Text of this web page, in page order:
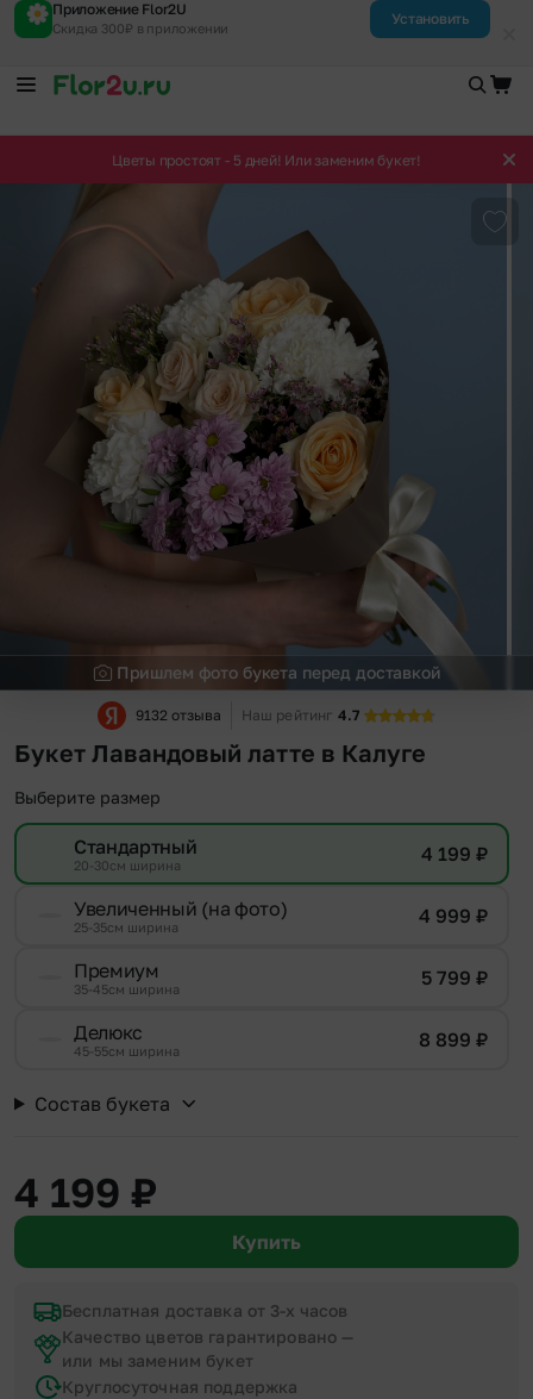
Приложение Flor2U
Скидка 300₽ в приложении
Установить
Цветы простоят - 5 дней! Или заменим букет!
Пришлем фото букета перед доставкой
9132 отзыва Наш рейтинг 4.7
Букет Лавандовый латте в Калуге
Выберите размер
Стандартный
20-30см ширина 4 199 ₽
Увеличенный (на фото)
25-35см ширина 4 999 ₽
Премиум
35-45см ширина 5 799 ₽
Делюкс
45-55см ширина 8 899 ₽
Состав букета
4 199 ₽
Купить
Бесплатная доставка от 3-х часов
Качество цветов гарантировано —
или мы заменим букет
Круглосуточная поддержка